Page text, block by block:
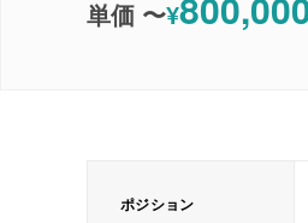
単価 〜¥
ポジション